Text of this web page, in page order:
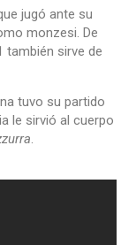
jugó ante su
monzesi. De
también sirve de
tuvo su partido
le sirvió al cuerpo
.